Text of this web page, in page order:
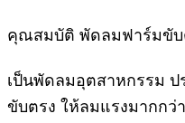
คุณสมบัติ พัดลมฟาร์มขับต
เป็นพัดลมอุตสาหกรรม ป
ขับตรง ให้ลมแรงมากกว่